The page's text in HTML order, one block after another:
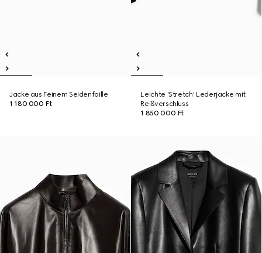
Jacke aus Feinem Seidenfaille
1 180 000 Ft
Leichte 'Stretch' Lederjacke mit
Reißverschluss
1 850 000 Ft